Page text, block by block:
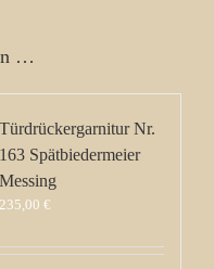
…
Türdrückergarnitur Nr.
163 Spätbiedermeier
Messing
235,00 €